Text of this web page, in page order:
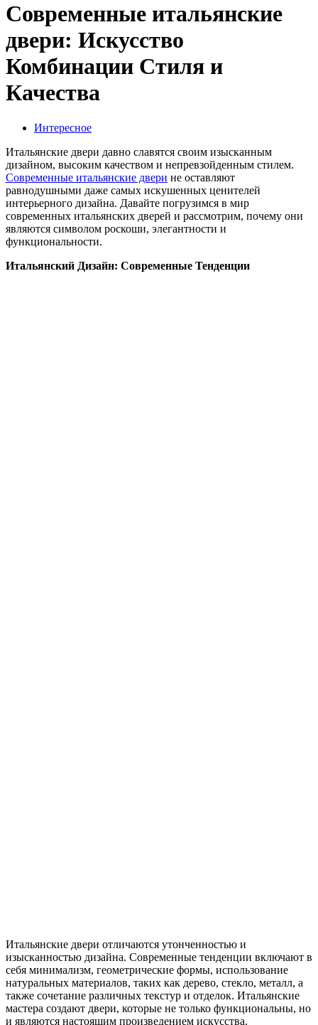
Современные итальянские
двери: Искусство
Комбинации Стиля и
Качества
Интересное
Итальянские двери давно славятся своим изысканным
дизайном, высоким качеством и непревзойденным стилем.
Современные итальянские двери не оставляют
равнодушными даже самых искушенных ценителей
интерьерного дизайна. Давайте погрузимся в мир
современных итальянских дверей и рассмотрим, почему они
являются символом роскоши, элегантности и
функциональности.
Итальянский Дизайн: Современные Тенденции
Итальянские двери отличаются утонченностью и
изысканностью дизайна. Современные тенденции включают в
себя минимализм, геометрические формы, использование
натуральных материалов, таких как дерево, стекло, металл, а
также сочетание различных текстур и отделок. Итальянские
мастера создают двери, которые не только функциональны, но
и являются настоящим произведением искусства.